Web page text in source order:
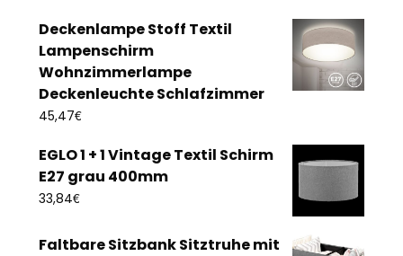
Deckenlampe Stoff Textil
Lampenschirm
Wohnzimmerlampe
Deckenleuchte Schlafzimmer
45,47€
EGLO 1 + 1 Vintage Textil Schirm
E27 grau 400mm
33,84€
Faltbare Sitzbank Sitztruhe mit